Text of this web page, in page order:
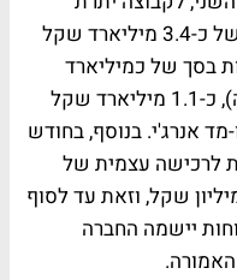
מזומנים והשקעות לזמן קצר בסך של כ-3.4 מיליארד שקל
בסך של כמיליארד
שקל בקבוצה (לרבות חברות המטה), כ-1.1 מיליארד שקל
בניו-מד אנרג'י. בנוסף, בחודש
לרכישה עצמית של
החברה בהיקף של עד 200 מיליון שקל, וזאת עד לסוף
הדוחות יישמה החברה